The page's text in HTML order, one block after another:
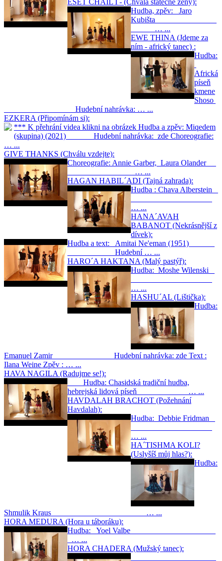
Hudba, zpěv: Jaro
Kubišta
… ...
EWE THINA (Jdeme za
ním - africký tanec) :
Hudba:
Africká
píseň
kmene
Shoso
Hudební nahrávka: … ...
EZKERA (Připomínám si):
*** K přehrání videa klikni na obrázek Hudba a zpěv: Miqedem
(skupina) (2021) Hudební nahrávka: zde Choreografie:
… ...
GIVE THANKS (Chválu vzdejte):
Choreografie: Annie Garber, Laura Olander
… ...
HAGAN HABIL´ADI (Tajná zahrada):
Hudba : Chava Alberstein
… ...
HANA´AVAH
BABANOT (Nekrásnější z
dívek):
Hudba a text: Amitai Ne'eman (1951)
Hudební … ...
HARO´A HAKTANA (Malý pastýř):
Hudba: Moshe Wilenski
… ...
HASHU´AL (Lištička):
Hudba:
Emanuel Zamir Hudební nahrávka: zde Text :
Ilana Weine Zpěv : … ...
HAVA NAGILA (Radujme se!):
Hudba: Chasidská tradiční hudba,
hebrejská lidová píseň … ...
HAVDALAH BRACHOT (Požehnání
Havdalah):
Hudba: Debbie Fridman
… ...
HA´TISHMA KOLI?
(Uslyšíš můj hlas?):
Hudba:
Shmulik Kraus … ...
HORA MEDURA (Hora u táboráku):
Hudba: Yoel Valbe
… ...
HORA CHADERA (Mužský tanec):